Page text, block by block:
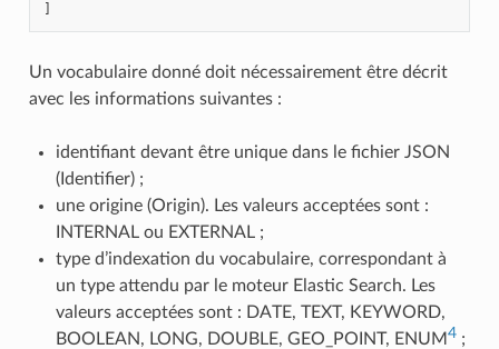
Un vocabulaire donné doit nécessairement être décrit
avec les informations suivantes :
identifiant devant être unique dans le fichier JSON
(Identifier) ;
une origine (Origin). Les valeurs acceptées sont :
INTERNAL ou EXTERNAL ;
type d’indexation du vocabulaire, correspondant à
un type attendu par le moteur Elastic Search. Les
valeurs acceptées sont : DATE, TEXT, KEYWORD,
BOOLEAN, LONG, DOUBLE, GEO_POINT, ENUM 4;